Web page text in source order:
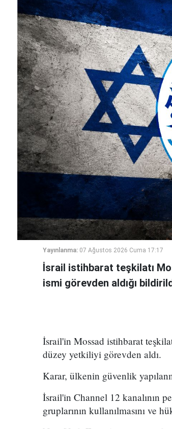
Yayınlanma: 07 Ağustos 2026 Cuma 17:17
İsrail istihbarat teşkilatı
ismi görevden aldığı
İsrail'in Mossad istihbarat
düzey yetkiliyi görevden aldı.
Karar, ülkenin güvenlik
İsrail'in Channel 12 kanalının
gruplarının kullanılmasını ve